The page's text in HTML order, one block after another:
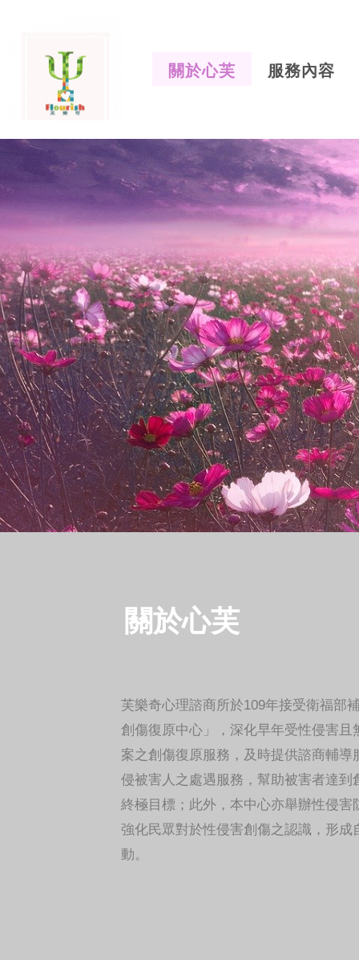
關於心芙 服務內容
衛福部保護服務司為深化
害且無司法協助需求個案
服務，並引導民間團體投
傷復原服務行列，運用公
金補助經費辦理「性侵害
心建置推動計畫」。本所
受衛福部保護服務司委託
芙創傷復原中心」，藉以
關於心芙
芙樂奇心理諮商所於109年接受衛福部
創傷復原中心」，深化早年受性侵害且
案之創傷復原服務，及時提供諮商輔導
侵被害人之處遇服務，幫助被害者達到
終極目標；此外，本中心亦舉辦性侵害
強化民眾對於性侵害創傷之認識，形成
動。
芙樂奇
所-心芙
中心